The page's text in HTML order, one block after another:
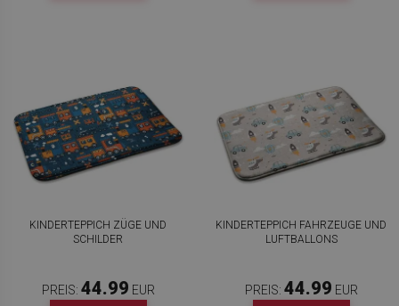
KINDERTEPPICH ZÜGE UND
SCHILDER
PREIS: 44.99 EUR
KINDERTEPPICH FAHRZEUGE UND
LUFTBALLONS
PREIS: 44.99 EUR